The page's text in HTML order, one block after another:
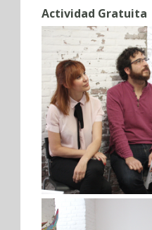
Actividad Gratuita